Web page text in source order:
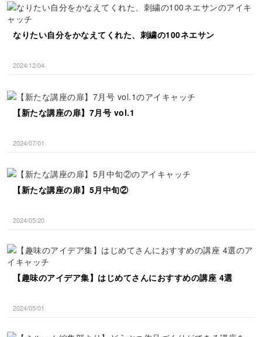
なりたい自分をかなえてくれた、刺繍の100ネエサン
2024/12/04
【新たな講座の扉】7月号 vol.1
2024/07/01
【新たな講座の扉】5月中旬②
2024/05/20
【趣味のアイデア集】はじめてさんにおすすめの講座 4選
2024/05/01